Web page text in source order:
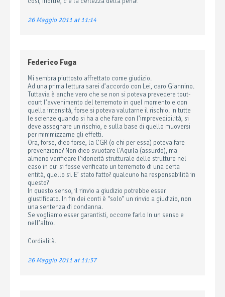
26 Maggio 2011 at 11:14
Federico Fuga
Mi sembra piuttosto affrettato come giudizio.
Ad una prima lettura sarei d’accordo con Lei, caro Giannino.
Tuttavia è anche vero che se non si poteva prevedere tout-
court l’avvenimento del terremoto in quel momento e con
quella intensità, forse si poteva valutarne il rischio. In tutte
le scienze quando si ha a che fare con l’imprevedibilità, si
deve assegnare un rischio, e sulla base di quello muoversi
per minimizzarne gli effetti.
Ora, forse, dico forse, la CGR (o chi per essa) poteva fare
prevenzione? Non dico svuotare l’Aquila (assurdo), ma
almeno verificare l’idoneità strutturale delle strutture nel
caso in cui si fosse verificato un terremoto di una certa
entità, quello si. E’ stato fatto? qualcuno ha responsabilità in
questo?
In questo senso, il rinvio a giudizio potrebbe esser
giustificato. In fin dei conti è “solo” un rinvio a giudizio, non
una sentenza di condanna.
Se vogliamo esser garantisti, occorre farlo in un senso e
nell’altro.
Cordialità.
26 Maggio 2011 at 11:37